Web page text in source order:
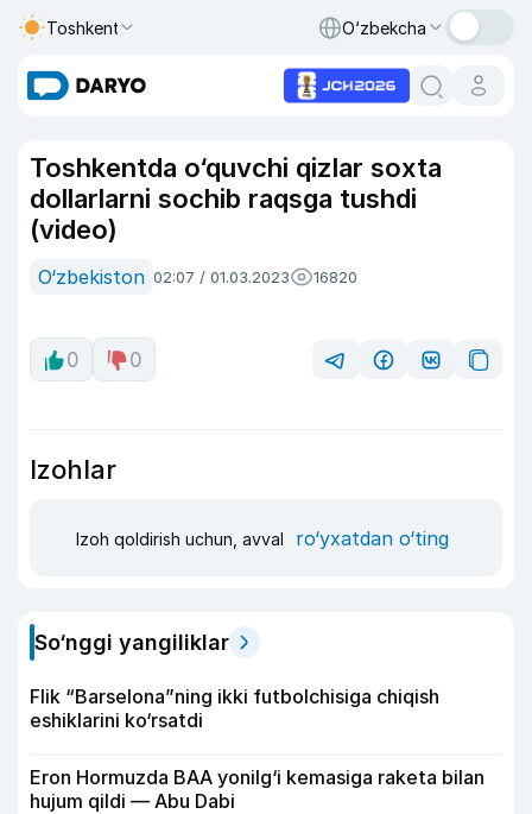
Toshkent O‘zbekcha
Toshkentda o‘quvchi qizlar soxta
dollarlarni sochib raqsga tushdi
(video)
O‘zbekiston 02:07 / 01.03.2023 16820
0 0
Izohlar
Izoh qoldirish uchun, avval ro‘yxatdan o‘ting
So‘nggi yangiliklar
Flik “Barselona”ning ikki futbolchisiga chiqish
eshiklarini ko‘rsatdi
Eron Hormuzda BAA yonilg‘i kemasiga raketa bilan
hujum qildi — Abu Dabi